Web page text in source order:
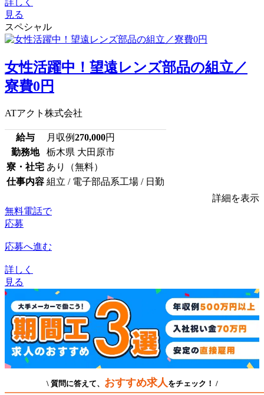
見る
スペシャル
女性活躍中！望遠レンズ部品の組立／
寮費0円
ATアクト株式会社
給与 月収例270,000円
勤務地
栃木県 大田原市
寮・社宅 あり（無料）
仕事内容 組立 / 電子部品系工場 / 日勤
詳細を表示
無料電話で
応募
応募へ進む
詳しく
見る
\ 質問に答えて、 おすすめ求人 をチェック！ /